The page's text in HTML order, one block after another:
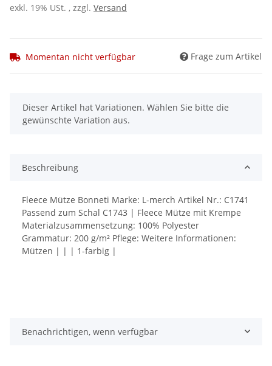
exkl. 19% USt. , zzgl. Versand
Momentan nicht verfügbar Frage zum Artikel
x
Dieser Artikel hat Variationen. Wählen Sie bitte die
gewünschte Variation aus.
Beschreibung
Fleece Mütze Bonneti Marke: L-merch Artikel Nr.: C1741
Passend zum Schal C1743 | Fleece Mütze mit Krempe
Materialzusammensetzung: 100% Polyester
Grammatur: 200 g/m² Pflege: Weitere Informationen:
Mützen | | | 1-farbig |
Benachrichtigen, wenn verfügbar